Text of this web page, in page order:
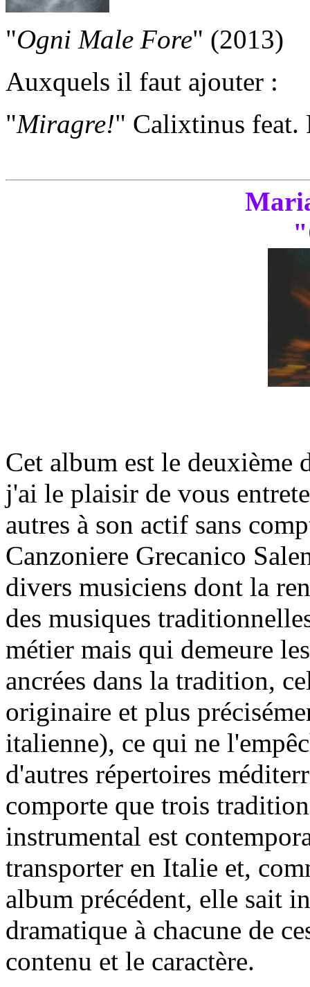
"Ogni Male Fore" (2013)
Auxquels il faut ajouter :
"Miragre!" Calixtinus feat.
Cet album est le deuxième
j'ai le plaisir de vous
autres à son actif sans
Canzoniere Grecanico
divers musiciens dont la
des musiques
métier mais qui demeure
ancrées dans la tradition,
originaire et plus
italienne), ce qui ne
d'autres répertoires
comporte que trois
instrumental est
transporter en Italie et,
album précédent, elle sait
dramatique à chacune de
contenu et le caractère.